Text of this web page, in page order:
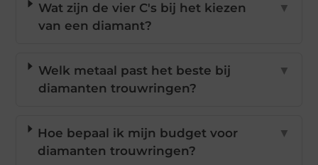
Wat zijn de vier C's bij het kiezen
van een diamant?
▼
Welk metaal past het beste bij
diamanten trouwringen?
▼
Hoe bepaal ik mijn budget voor
diamanten trouwringen?
▼